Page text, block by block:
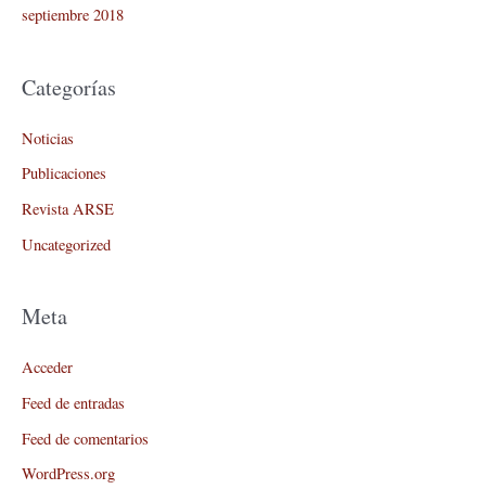
septiembre 2018
Categorías
Noticias
Publicaciones
Revista ARSE
Uncategorized
Meta
Acceder
Feed de entradas
Feed de comentarios
WordPress.org